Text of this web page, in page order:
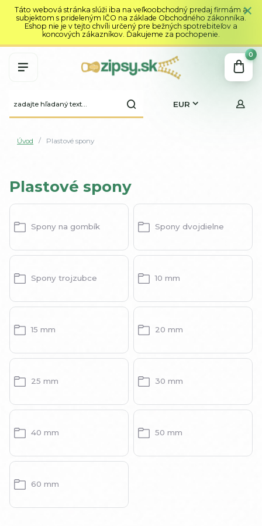
Táto webová stránka slúži iba na veľkoobchodný predaj firmám a
subjektom s prideleným IČO na základe Obchodného zákonníka.
Eshop nie je v tejto chvíli určený pre bežných spotrebiteľov a
koncových zákazníkov. Ďakujeme za pochopenie.
EUR
0
Úvod Plastové spony
Plastové spony
Spony na gombík Spony dvojdielne
Spony trojzubce 10 mm
15 mm 20 mm
25 mm 30 mm
40 mm 50 mm
60 mm